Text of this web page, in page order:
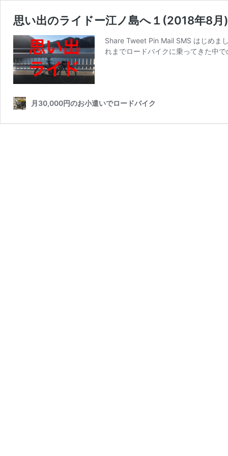
思い出のライドー江ノ島へ１(2018年8月)
Share Tweet Pin Mail SMS はじめま
れまでロードバイクに乗ってきた中
月30,000円のお小遣いでロードバイク